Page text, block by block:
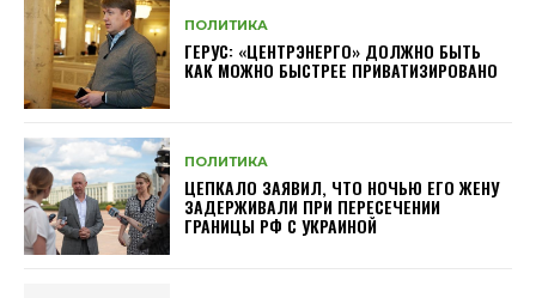
ПОЛИТИКА
ГЕРУС: «ЦЕНТРЭНЕРГО» ДОЛЖНО БЫТЬ
КАК МОЖНО БЫСТРЕЕ ПРИВАТИЗИРОВАНО
ПОЛИТИКА
ЦЕПКАЛО ЗАЯВИЛ, ЧТО НОЧЬЮ ЕГО ЖЕНУ
ЗАДЕРЖИВАЛИ ПРИ ПЕРЕСЕЧЕНИИ
ГРАНИЦЫ РФ С УКРАИНОЙ